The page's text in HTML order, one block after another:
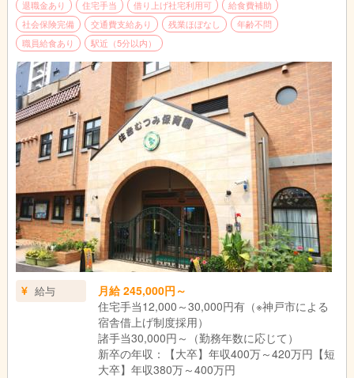
退職金あり
住宅手当 借り上げ社宅利用可
給食費補助
社会保険完備
交通費支給あり 残業ほぼなし
年齢不問
職員給食あり
駅近（5分以内）
給与
月給 245,000円～
住宅手当12,000～30,000円有（※神戸市による
宿舎借上げ制度採用）
諸手当30,000円～（勤務年数に応じて）
新卒の年収：【大卒】年収400万～420万円【短
大卒】年収380万～400万円